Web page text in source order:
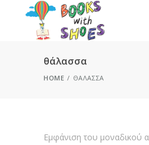
θάλασσα
HOME ΘΆΛΑΣΣΑ
Εμφάνιση του μοναδικού